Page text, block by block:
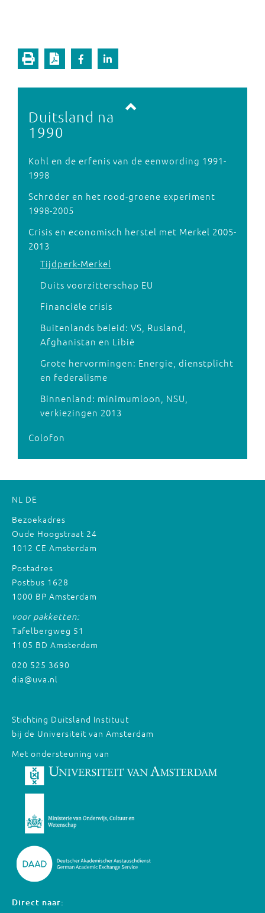
Duitsland na
1990
Kohl en de erfenis van de eenwording 1991-
1998
Schröder en het rood-groene experiment
1998-2005
Crisis en economisch herstel met Merkel 2005-
2013
Tijdperk-Merkel
Duits voorzitterschap EU
Financiële crisis
Buitenlands beleid: VS, Rusland,
Afghanistan en Libië
Grote hervormingen: Energie, dienstplicht
en federalisme
Binnenland: minimumloon, NSU,
verkiezingen 2013
Colofon
NL DE
Bezoekadres
Oude Hoogstraat 24
1012 CE Amsterdam
Postadres
Postbus 1628
1000 BP Amsterdam
voor pakketten:
Tafelbergweg 51
1105 BD Amsterdam
020 525 3690
dia@uva.nl
Stichting Duitsland Instituut
bij de Universiteit van Amsterdam
Met ondersteuning van
Direct naar: